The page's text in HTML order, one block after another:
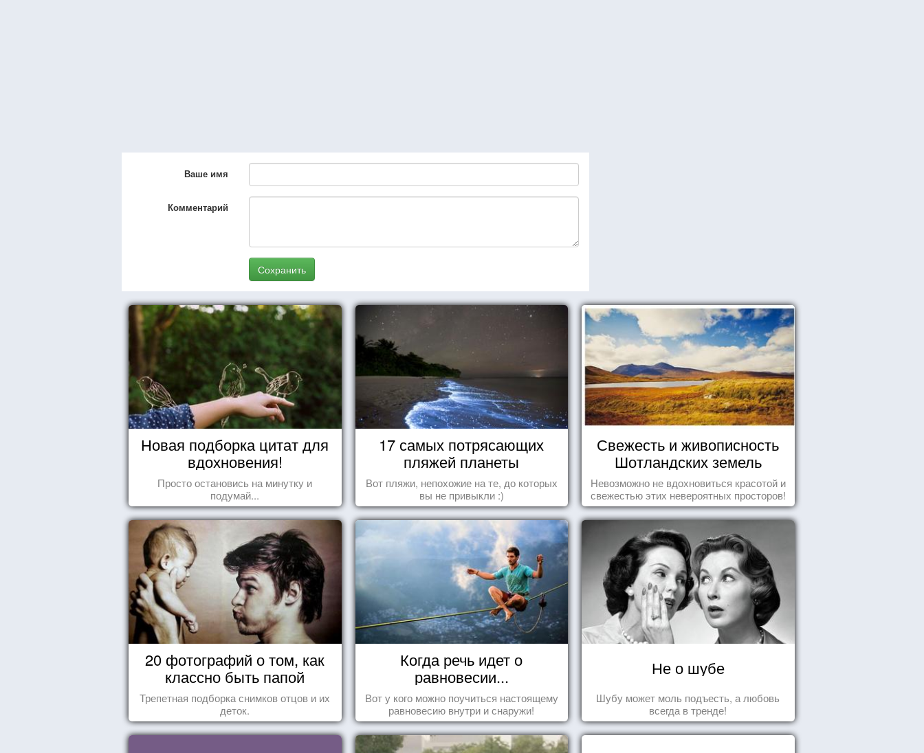
Ваше имя
Комментарий
Сохранить
Новая подборка цитат для
вдохновения!
Просто остановись на минутку и
подумай...
17 самых потрясающих
пляжей планеты
Вот пляжи, непохожие на те, до которых
вы не привыкли :)
Свежесть и живописность
Шотландских земель
Невозможно не вдохновиться красотой и
свежестью этих невероятных просторов!
20 фотографий о том, как
классно быть папой
Трепетная подборка снимков отцов и их
деток.
Когда речь идет о
равновесии...
Вот у кого можно поучиться настоящему
равновесию внутри и снаружи!
Не о шубе
Шубу может моль подъесть, а любовь
всегда в тренде!